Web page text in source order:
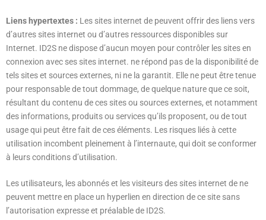
Liens hypertextes : Les sites internet de peuvent offrir des liens vers
d’autres sites internet ou d’autres ressources disponibles sur
Internet. ID2S ne dispose d’aucun moyen pour contrôler les sites en
connexion avec ses sites internet. ne répond pas de la disponibilité de
tels sites et sources externes, ni ne la garantit. Elle ne peut être tenue
pour responsable de tout dommage, de quelque nature que ce soit,
résultant du contenu de ces sites ou sources externes, et notamment
des informations, produits ou services qu’ils proposent, ou de tout
usage qui peut être fait de ces éléments. Les risques liés à cette
utilisation incombent pleinement à l’internaute, qui doit se conformer
à leurs conditions d’utilisation.
Les utilisateurs, les abonnés et les visiteurs des sites internet de ne
peuvent mettre en place un hyperlien en direction de ce site sans
l’autorisation expresse et préalable de ID2S.